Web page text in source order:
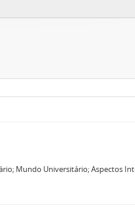
Mundo Universitário; Aspectos